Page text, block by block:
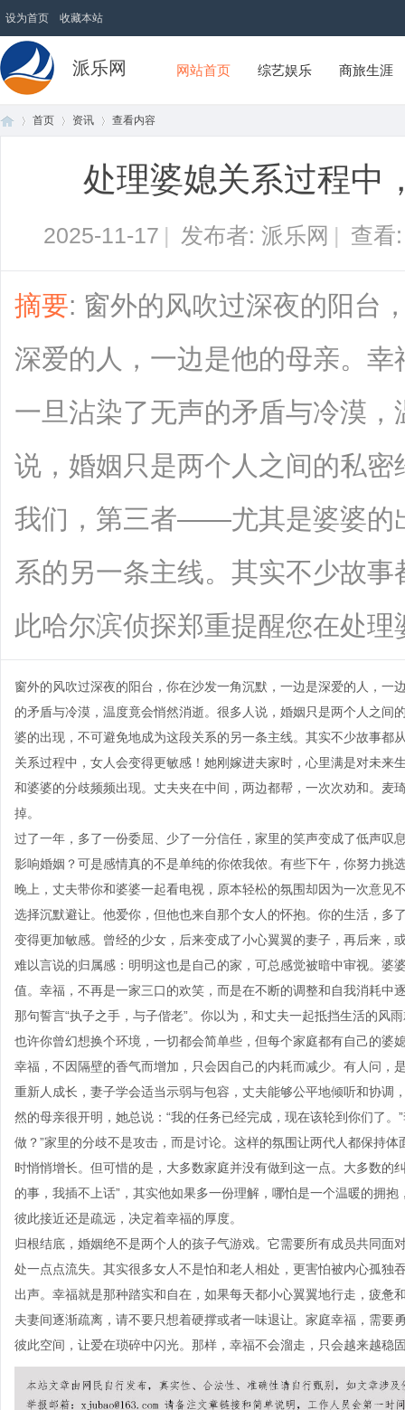
设为首页 收藏本站
派乐网 网站首页 综艺娱乐 商旅生涯
首页 资讯 查看内容
处理婆媳关系过程中
2025-11-17 | 发布者: 派乐网 | 查
摘要: 窗外的风吹过深夜的阳台
深爱的人，一边是他的母亲。
一旦沾染了无声的矛盾与冷漠
说，婚姻只是两个人之间的私
我们，第三者——尤其是婆婆的
系的另一条主线。其实不少故
此哈尔滨侦探郑重提醒您在处
窗外的风吹过深夜的阳台，你在沙发一角沉默，一边是深爱的人，
的矛盾与冷漠，温度竟会悄然消逝。很多人说，婚姻只是两个人之
婆的出现，不可避免地成为这段关系的另一条主线。其实不少故事都
关系过程中，女人会变得更敏感！她刚嫁进夫家时，心里满是对未
和婆婆的分歧频频出现。丈夫夹在中间，两边都帮，一次次劝和。麦
掉。
过了一年，多了一份委屈、少了一分信任，家里的笑声变成了低声叹
影响婚姻？可是感情真的不是单纯的你侬我侬。有些下午，你努力挑
晚上，丈夫带你和婆婆一起看电视，原本轻松的氛围却因为一次意见
选择沉默避让。他爱你，但他也来自那个女人的怀抱。你的生活，多
变得更加敏感。曾经的少女，后来变成了小心翼翼的妻子，再后来，
难以言说的归属感：明明这也是自己的家，可总感觉被暗中审视。婆
值。幸福，不再是一家三口的欢笑，而是在不断的调整和自我消耗中
那句誓言“执子之手，与子偕老”。你以为，和丈夫一起抵挡生活的风
也许你曾幻想换个环境，一切都会简单些，但每个家庭都有自己的婆
幸福，不因隔壁的香气而增加，只会因自己的内耗而减少。有人问，
重新人成长，妻子学会适当示弱与包容，丈夫能够公平地倾听和协调
然的母亲很开明，她总说：“我的任务已经完成，现在该轮到你们了
做？”家里的分歧不是攻击，而是讨论。这样的氛围让两代人都保持
时悄悄增长。但可惜的是，大多数家庭并没有做到这一点。大多数的
的事，我插不上话”，其实他如果多一份理解，哪怕是一个温暖的拥
彼此接近还是疏远，决定着幸福的厚度。
归根结底，婚姻绝不是两个人的孩子气游戏。它需要所有成员共同
处一点点流失。其实很多女人不是怕和老人相处，更害怕被内心孤独
出声。幸福就是那种踏实和自在，如果每天都小心翼翼地行走，疲
夫妻间逐渐疏离，请不要只想着硬撑或者一味退让。家庭幸福，需
彼此空间，让爱在琐碎中闪光。那样，幸福不会溜走，只会越来越稳